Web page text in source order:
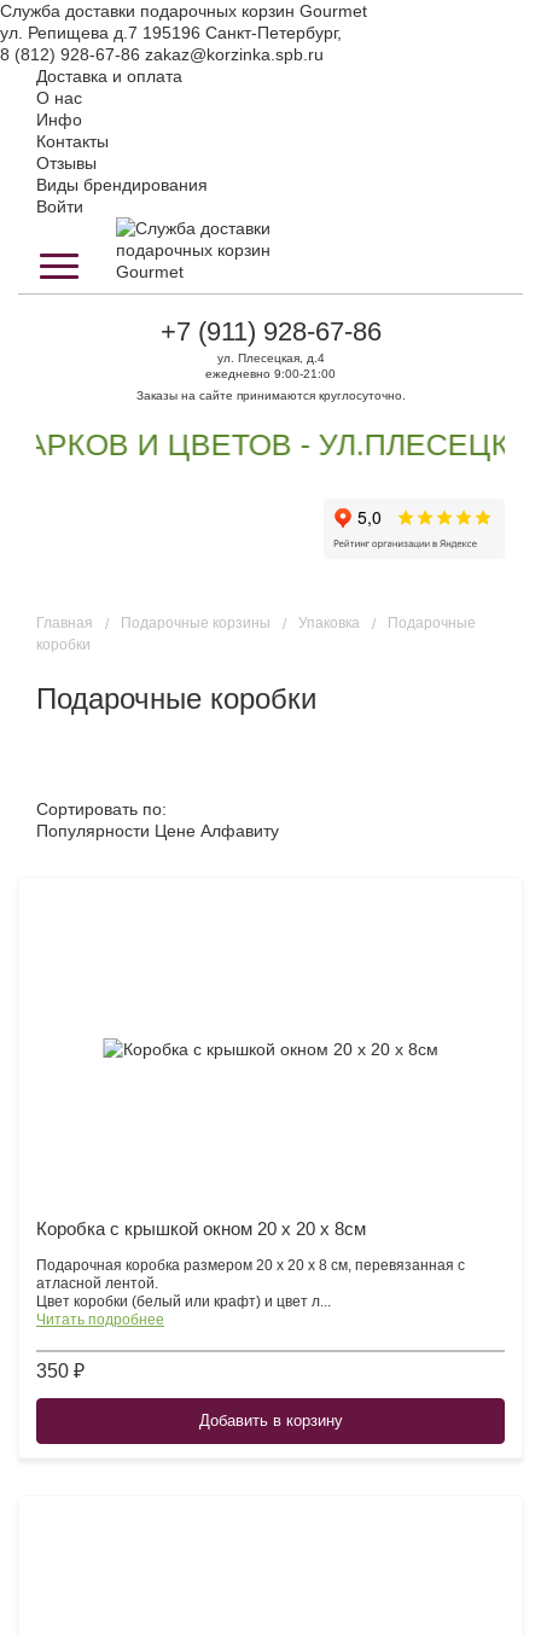
Служба доставки подарочных корзин Gourmet
ул. Репищева д.7 195196 Санкт-Петербург,
8 (812) 928-67-86 zakaz@korzinka.spb.ru
Доставка и оплата
О нас
Инфо
Контакты
Отзывы
Виды брендирования
Войти
+7 (911) 928-67-86
ул. Плесецкая, д.4
ежедневно 9:00-21:00
Заказы на сайте принимаются круглосуточно.
И ЦВЕТОВ - УЛ.ПЛЕСЕЦКАЯ
Главная Подарочные корзины Упаковка
Подарочные
коробки
Подарочные коробки
Сортировать по:
Популярности Цене Алфавиту
Коробка с крышкой окном 20 х 20 х 8см
Подарочная коробка размером 20 х 20 х 8 см, перевязанная с
атласной лентой.
Цвет коробки (белый или крафт) и цвет л...
Читать подробнее
350 ₽